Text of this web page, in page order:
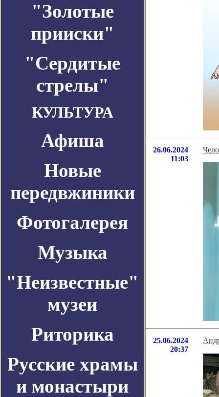
"Золотые
прииски"
"Сердитые
стрелы"
КУЛЬТУРА
Афиша
Новые
передвжиники
Фотогалерея
Музыка
"Неизвестные"
музеи
Риторика
Русские храмы
и монастыри
26.06.2024
11:03
25.06.2024
20:37